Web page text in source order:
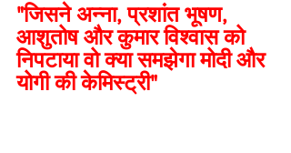
"जिसने अन्ना, प्रशांत भूषण,
आशुतोष और कुमार विश्वास को
निपटाया वो क्या समझेगा मोदी और
योगी की केमिस्ट्री"